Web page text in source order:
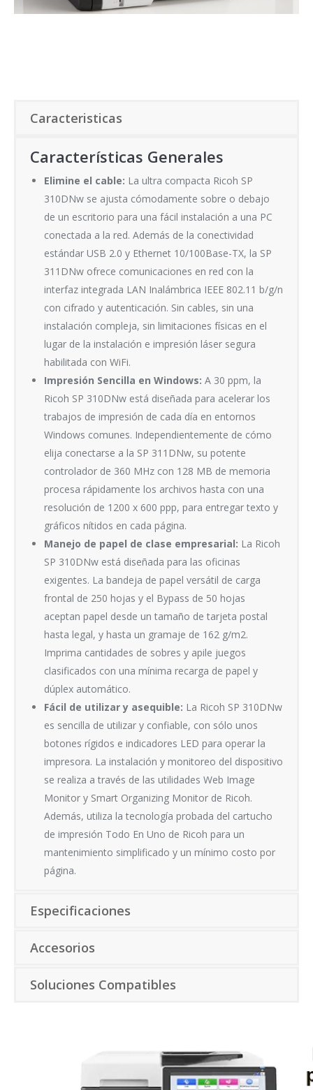
Caracteristicas
Características Generales
Elimine el cable: La ultra compacta Ricoh SP
310DNw se ajusta cómodamente sobre o debajo
de un escritorio para una fácil instalación a una PC
conectada a la red. Además de la conectividad
estándar USB 2.0 y Ethernet 10/100Base-TX, la SP
311DNw ofrece comunicaciones en red con la
interfaz integrada LAN Inalámbrica IEEE 802.11 b/g/n
con cifrado y autenticación. Sin cables, sin una
instalación compleja, sin limitaciones físicas en el
lugar de la instalación e impresión láser segura
habilitada con WiFi.
Impresión Sencilla en Windows: A 30 ppm, la
Ricoh SP 310DNw está diseñada para acelerar los
trabajos de impresión de cada día en entornos
Windows comunes. Independientemente de cómo
elija conectarse a la SP 311DNw, su potente
controlador de 360 MHz con 128 MB de memoria
procesa rápidamente los archivos hasta con una
resolución de 1200 x 600 ppp, para entregar texto y
gráficos nítidos en cada página.
Manejo de papel de clase empresarial: La Ricoh
SP 310DNw está diseñada para las oficinas
exigentes. La bandeja de papel versátil de carga
frontal de 250 hojas y el Bypass de 50 hojas
aceptan papel desde un tamaño de tarjeta postal
hasta legal, y hasta un gramaje de 162 g/m2.
Imprima cantidades de sobres y apile juegos
clasificados con una mínima recarga de papel y
dúplex automático.
Fácil de utilizar y asequible: La Ricoh SP 310DNw
es sencilla de utilizar y confiable, con sólo unos
botones rígidos e indicadores LED para operar la
impresora. La instalación y monitoreo del dispositivo
se realiza a través de las utilidades Web Image
Monitor y Smart Organizing Monitor de Ricoh.
Además, utiliza la tecnología probada del cartucho
de impresión Todo En Uno de Ricoh para un
mantenimiento simplificado y un mínimo costo por
página.
Especificaciones
Accesorios
Soluciones Compatibles